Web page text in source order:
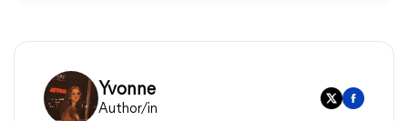
Yvonne
Author/in